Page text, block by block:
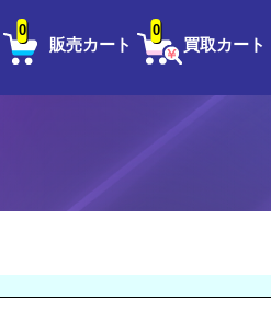
販売カート
0
買取カート
0